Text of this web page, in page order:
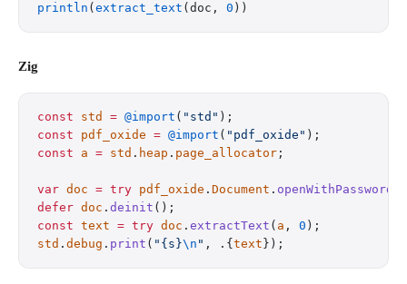
println ( extract_text (doc, 0 ))
Zig
const std = @import ( "std" );
const pdf_oxide = @import ( "pdf_oxide" );
const a = std . heap . page_allocator ;
var doc = try pdf_oxide . Document . openWithPassword
defer doc . deinit ();
const text = try doc . extractText ( a , 0 );
std . debug . print ( "{s}\n " , .{ text });